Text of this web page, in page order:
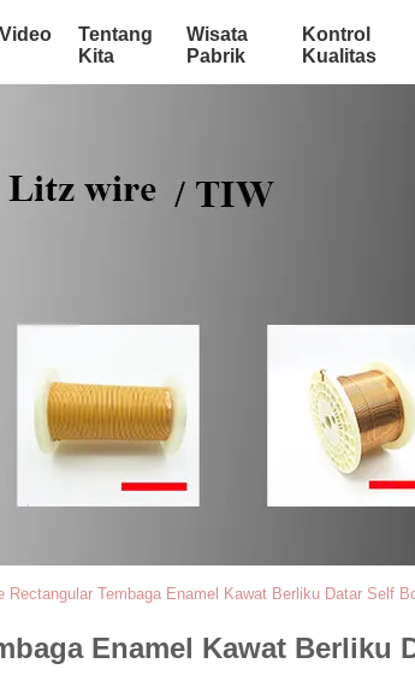
Video
Tentang
Kita
Wisata
Pabrik
Kontrol
Kualitas
Rectangular Tembaga Enamel Kawat Berliku Datar Self
Enamel Kawat